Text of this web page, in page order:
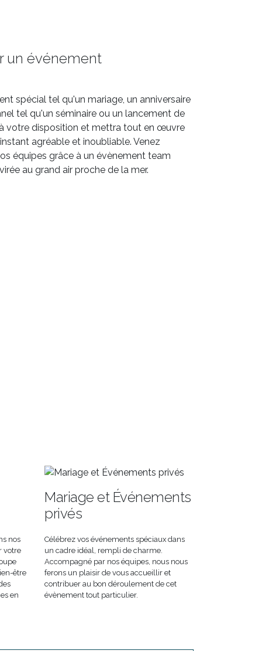
un événement
spécial tel qu'un mariage, un anniversaire
tel qu'un séminaire ou un lancement de
votre disposition et mettra tout en œuvre
agréable et inoubliable. Venez
équipes grâce à un évènement team
au grand air proche de la mer.
nos
votre
être
en
Mariage et Événements
privés
Célébrez vos événements spéciaux dans
un cadre idéal, rempli de charme.
Accompagné par nos équipes, nous nous
ferons un plaisir de vous accueillir et
contribuer au bon déroulement de cet
évènement tout particulier.